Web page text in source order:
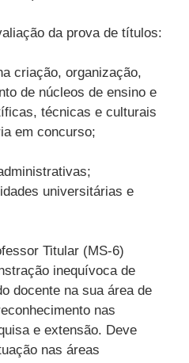
da prova de títulos:
criação, organização,
de núcleos de ensino e
técnicas e culturais
em concurso;
universitárias e
Titular (MS-6)
inequívoca de
docente na sua área de
nas
e extensão. Deve
nas áreas